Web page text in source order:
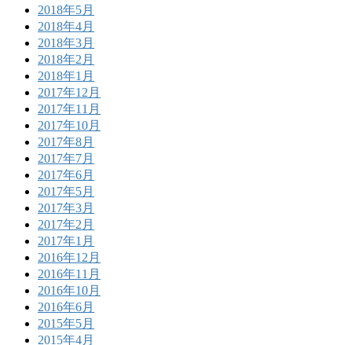
2018年5月
2018年4月
2018年3月
2018年2月
2018年1月
2017年12月
2017年11月
2017年10月
2017年8月
2017年7月
2017年6月
2017年5月
2017年3月
2017年2月
2017年1月
2016年12月
2016年11月
2016年10月
2016年6月
2015年5月
2015年4月